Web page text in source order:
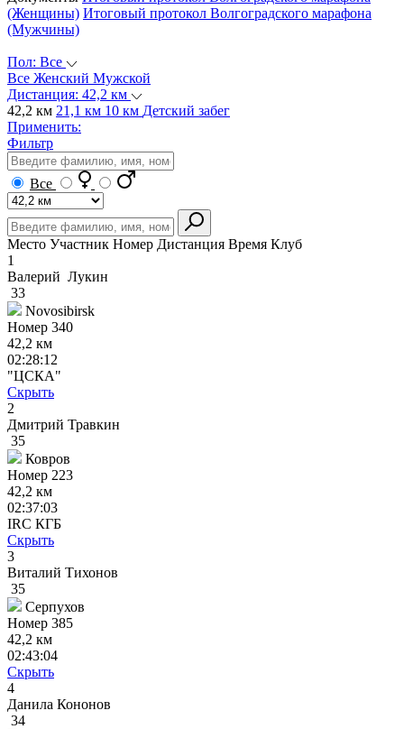
(Женщины) Итоговый протокол Волгоградского марафона
(Мужчины)
Пол: Все
Все Женский Мужской
Дистанция: 42,2 км
42,2 км 21,1 км 10 км Детский забег
Применить:
Фильтр
Все
Место Участник Номер Дистанция Время Клуб
1
Валерий Лукин
33
Novosibirsk
Номер 340
42,2 км
02:28:12
"ЦСКА"
Скрыть
2
Дмитрий Травкин
35
Ковров
Номер 223
42,2 км
02:37:03
IRC КГБ
Скрыть
3
Виталий Тихонов
35
Серпухов
Номер 385
42,2 км
02:43:04
Скрыть
4
Данила Кононов
34